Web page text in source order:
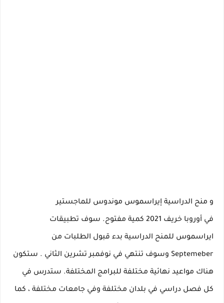
و منح الدراسية إيراسموس موندوس للماجستير
في أوروبا خريف 2021 كمية مفتوح. سوف تطبيقات
ايراسموس للمنح الدراسية بدء قبول الطلبات من
Septemeber وسوف تنتهي في نوفمبر تشرين الثاني . ستكون
هناك مواعيد نهائية مختلفة للبرامج المختلفة. ستدرس في
كل فصل دراسي في بلدان مختلفة وفي جامعات مختلفة ، كما